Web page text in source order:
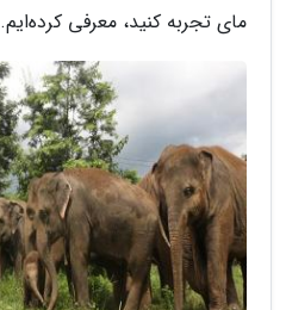
مای تجربه کنید، معرفی کرده‌ایم.